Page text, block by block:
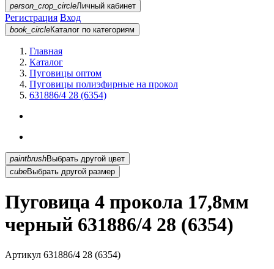
person_crop_circleЛичный кабинет
Регистрация Вход
book_circleКаталог по категориям
Главная
Каталог
Пуговицы оптом
Пуговицы полиэфирные на прокол
631886/4 28 (6354)
paintbrush
Выбрать другой цвет
cubeВыбрать другой размер
Пуговица 4 прокола 17,8мм
черный 631886/4 28 (6354)
Артикул 631886/4 28 (6354)